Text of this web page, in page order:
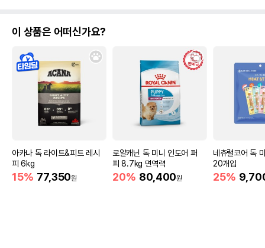
이 상품은 어떠신가요?
아카나 독 라이트&피트 레시
피 6kg
15% 77,350원
로얄캐닌 독 미니 인도어 퍼
피 8.7kg 면역력
20% 80,400원
네츄럴코어 독
20개입
25%